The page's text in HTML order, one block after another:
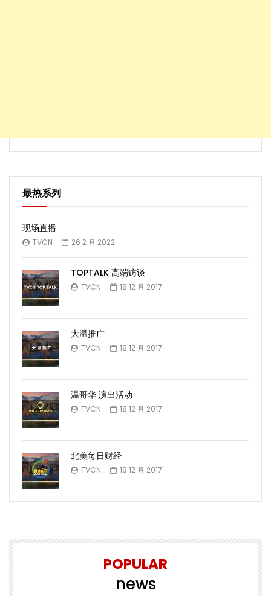
最热系列
现场直播
TVCN 26 2 月 2022
TOPTALK 高端访谈
TVCN 18 12 月 2017
大温推广
TVCN 18 12 月 2017
温哥华 演出活动
TVCN 18 12 月 2017
北美每日财经
TVCN 18 12 月 2017
POPULAR
news